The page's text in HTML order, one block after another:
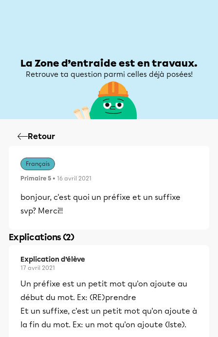
La Zone d’entraide est en travaux.
Retrouve ta question parmi celles déjà posées!
Retour
Français
Primaire 5 • 16 avril 2021
bonjour, c'est quoi un préfixe et un suffixe
svp? Merci!!
Explications (2)
Explication d’élève
17 avril 2021
Un préfixe est un petit mot qu'on ajoute au
début du mot. Ex: (RE)prendre
Et un suffixe, c'est un petit mot qu'on ajoute à
la fin du mot. Ex: un mot qu'on ajoute (Iste).